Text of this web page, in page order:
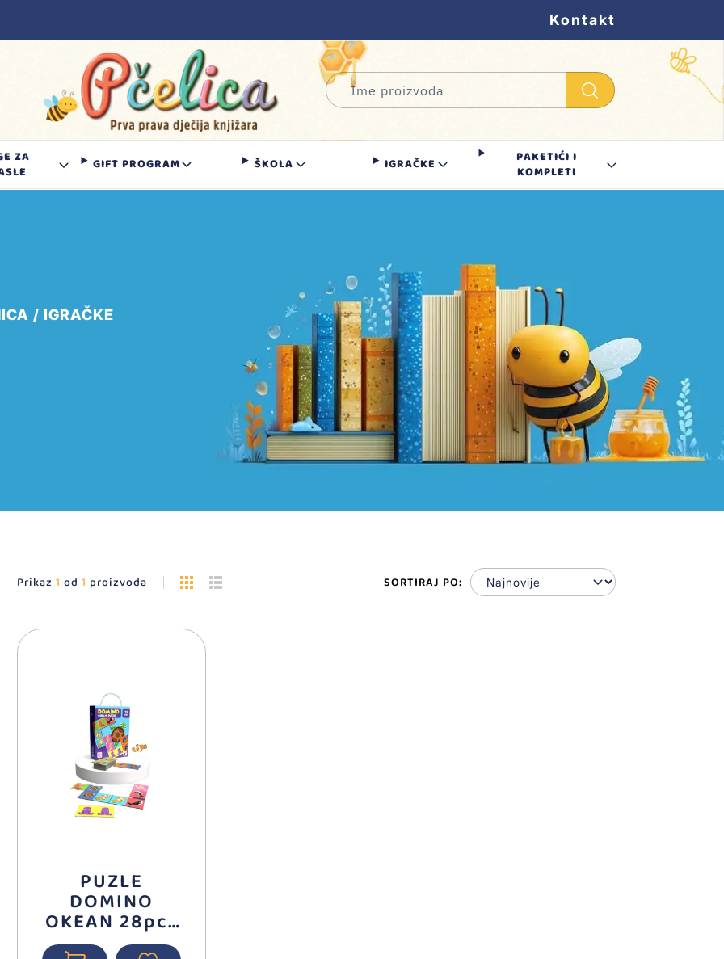
Kontakt
ZA
GIFT PROGRAM ŠKOLA IGRAČKE
PAKETIĆI I
KOMPLETI
IGRAČKE
Prikaz1 od1 proizvoda SORTIRAJ PO:
PUZLE
DOMINO
OKEAN 28pcs
70745 MIL